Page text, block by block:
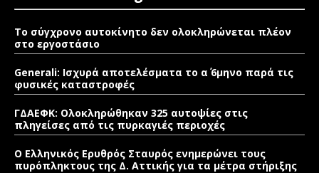
Το σύγχρονο αυτοκίνητο δεν ολοκληρώνεται πλέον
στο εργοστάσιο
Generali: Ισχυρά αποτελέσματα το α΄ 6μηνο παρά τις
φυσικές καταστροφές
ΓΔΑΕΦΚ: Ολοκληρώθηκαν 325 αυτοψίες στις
πληγείσες από τις πυρκαγιές περιοχές
Ο Ελληνικός Ερυθρός Σταυρός ενημερώνει τους
πυρόπληκτους της Δ. Αττικής για τα μέτρα στήριξης